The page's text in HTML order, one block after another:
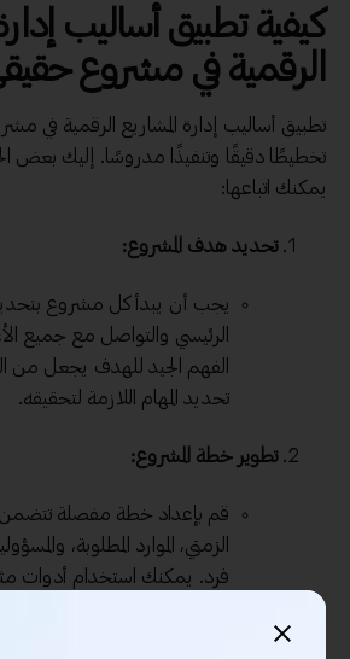
كيفية تطبيق أساليب
الرقمية في مشروع
تطبيق أساليب إدارة المشاريع الرقمية في
تخطيطًا دقيقًا وتنفيذًا مدروسًا. إليك بعض
يمكنك اتباعها:
تحديد هدف المشروع:
يجب أن يبدأ كل مشروع
الرئيسي والتواصل مع جميع
الفهم الجيد للهدف يجعل من
تحديد المهام اللازمة لتحقيقه.
تطوير خطة المشروع:
قم بإعداد خطة مفصلة تتضمن
الزمني، الموارد المطلوبة،